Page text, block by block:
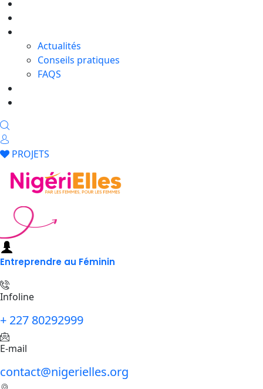
Actualités
Conseils pratiques
FAQS
PROJETS
Entreprendre au Féminin
Infoline
+ 227 80292999
E-mail
contact@nigerielles.org